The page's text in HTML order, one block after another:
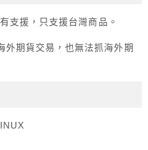
支援，只支援台灣商品。
期貨交易，也無法抓海外期